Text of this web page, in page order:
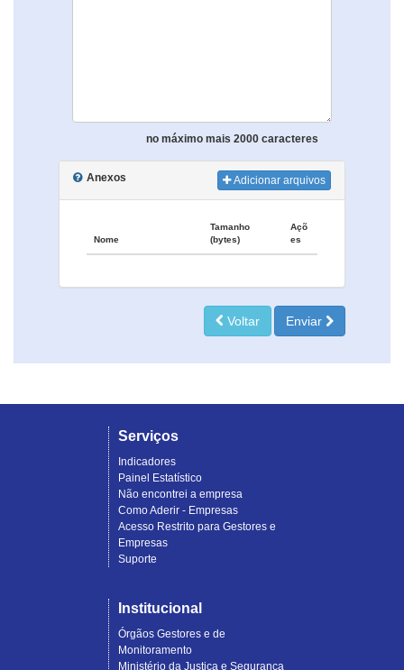
no máximo mais 2000 caracteres
Anexos Adicionar arquivos
Nome
Tamanho
(bytes)
Açõ
es
Voltar Enviar
Serviços
Indicadores
Painel Estatístico
Não encontrei a empresa
Como Aderir - Empresas
Acesso Restrito para Gestores e
Empresas
Suporte
Institucional
Órgãos Gestores e de
Monitoramento
Ministério da Justiça e Segurança